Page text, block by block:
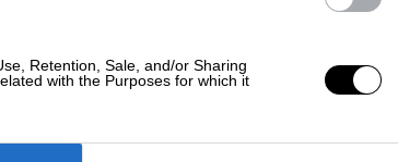
Retention, Sale, and/or Sharing
with the Purposes for which it